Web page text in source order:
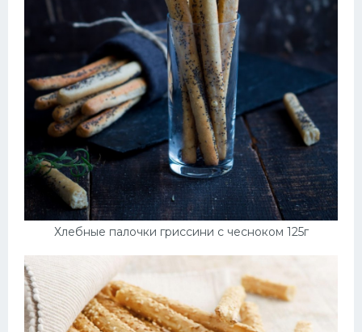
Хлебные палочки гриссини с чесноком 125г